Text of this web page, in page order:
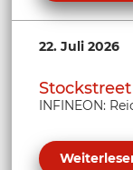
22. Juli 2026
INFINEON: